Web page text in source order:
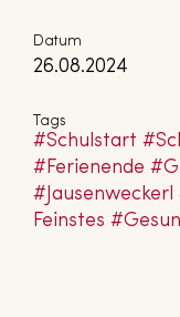
Datum
26.08.2024
Tags
#Schul­start
#Fe­ri­en­en­de
#Jau­sen­we­ckerl
Feinstes